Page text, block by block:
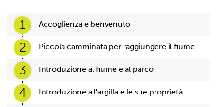
1 Accoglienza e benvenuto
2 Piccola camminata per raggiungere il fiume
3 Introduzione al fiume e al parco
4 Introduzione all'argilla e le sue proprietà